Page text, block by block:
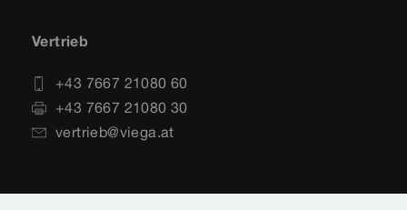
Vertrieb
+43 7667 21080 60
+43 7667 21080 30
vertrieb@viega.at